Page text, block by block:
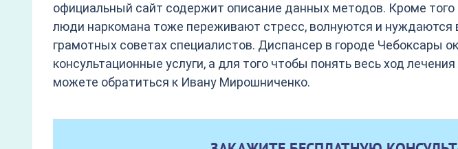
официальный сайт содержит описание данных методов. Кроме того
люди наркомана тоже переживают стресс, волнуются и
грамотных советах специалистов. Диспансер в городе Чебоксары
консультационные услуги, а для того чтобы понять весь ход
можете обратиться к Ивану Мирошниченко.